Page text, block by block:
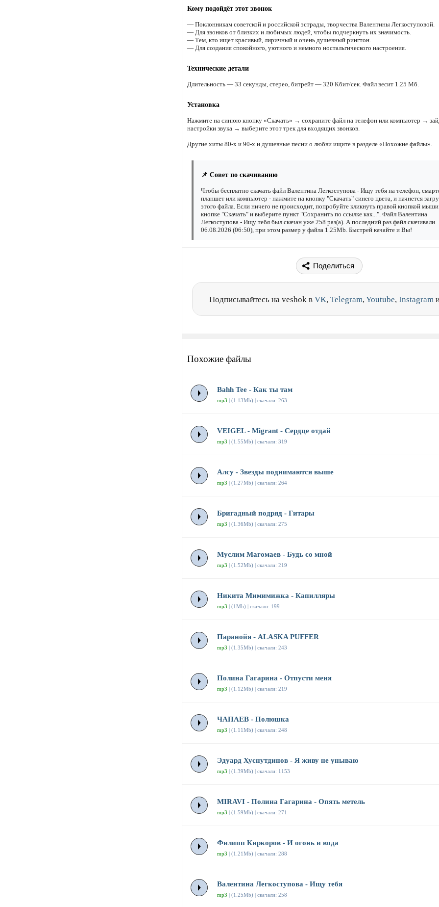
Кому подойдёт этот звонок
— Поклонникам советской и российской эстрады, творчества Валентины Легкоступовой.
— Для звонков от близких и любимых людей, чтобы подчеркнуть их значимость.
— Тем, кто ищет красивый, лиричный и очень душевный рингтон.
— Для создания спокойного, уютного и немного ностальгического настроения.
Технические детали
Длительность — 33 секунды, стерео, битрейт — 320 Кбит/сек. Файл весит 1.25 Мб.
Установка
Нажмите на синюю кнопку «Скачать» → сохраните файл на телефон или компьютер →
настройки звука → выберите этот трек для входящих звонков.
Другие хиты 80-х и 90-х и душевные песни о любви ищите в разделе «Похожие файлы».
📌 Совет по скачиванию
Чтобы бесплатно скачать файл Валентина Легкоступова - Ищу тебя на телефон,
планшет или компьютер - нажмите на кнопку "Скачать" синего цвета, и начнется
этого файла. Если ничего не происходит, попробуйте кликнуть правой кнопкой
кнопке "Скачать" и выберите пункт "Сохранить по ссылке как...". Файл Валентина
Легкоступова - Ищу тебя был скачан уже 258 раз(а). А последний раз файл скачивали
06.08.2026 (06:50), при этом размер у файла 1.25Mb. Быстрей качайте и Вы!
Поделиться
Подписывайтесь на veshok в VK, Telegram,Youtube, Instagram
Похожие файлы
Bahh Tee - Как ты там
mp3 | (1.13Mb) | скачали: 263
VEIGEL - Migrant - Сердце отдай
mp3 | (1.55Mb) | скачали: 319
Алсу - Звезды поднимаются выше
mp3 | (1.27Mb) | скачали: 264
Бригадный подряд - Гитары
mp3 | (1.36Mb) | скачали: 275
Муслим Магомаев - Будь со мной
mp3 | (1.52Mb) | скачали: 219
Никита Мимимижка - Капилляры
mp3 | (1Mb) | скачали: 199
Паранойя - ALASKA PUFFER
mp3 | (1.35Mb) | скачали: 243
Полина Гагарина - Отпусти меня
mp3 | (1.12Mb) | скачали: 219
ЧАПАЕВ - Полюшка
mp3 | (1.11Mb) | скачали: 248
Эдуард Хуснутдинов - Я живу не унываю
mp3 | (1.39Mb) | скачали: 1153
MIRAVI - Полина Гагарина - Опять метель
mp3 | (1.59Mb) | скачали: 271
Филипп Киркоров - И огонь и вода
mp3 | (1.21Mb) | скачали: 288
Валентина Легкоступова - Ищу тебя
mp3 | (1.25Mb) | скачали: 258